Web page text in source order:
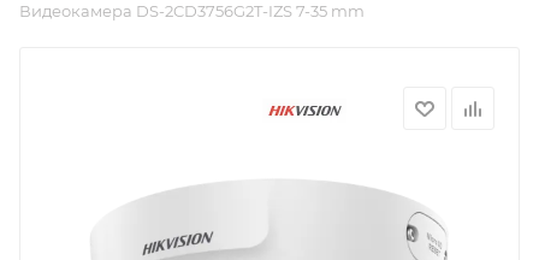
Видеокамера DS-2CD3756G2T-IZS 7-35 mm